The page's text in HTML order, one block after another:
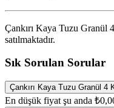
Çankırı Kaya Tuzu Granül
satılmaktadır.
Sık Sorulan Sorular
Çankırı Kaya Tuzu Granül 4
En düşük fiyat şu anda